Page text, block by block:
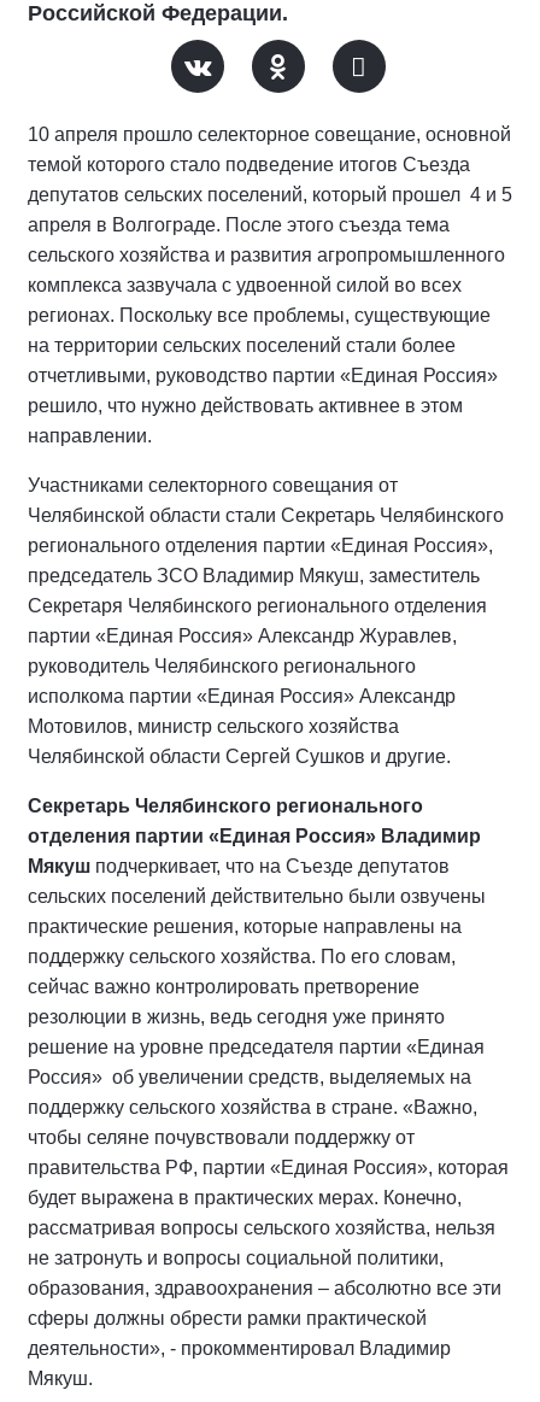
Российской Федерации.
10 апреля прошло селекторное совещание, основной
темой которого стало подведение итогов Съезда
депутатов сельских поселений, который прошел 4 и 5
апреля в Волгограде. После этого съезда тема
сельского хозяйства и развития агропромышленного
комплекса зазвучала с удвоенной силой во всех
регионах. Поскольку все проблемы, существующие
на территории сельских поселений стали более
отчетливыми, руководство партии «Единая Россия»
решило, что нужно действовать активнее в этом
направлении.
Участниками селекторного совещания от
Челябинской области стали Секретарь Челябинского
регионального отделения партии «Единая Россия»,
председатель ЗСО Владимир Мякуш, заместитель
Секретаря Челябинского регионального отделения
партии «Единая Россия» Александр Журавлев,
руководитель Челябинского регионального
исполкома партии «Единая Россия» Александр
Мотовилов, министр сельского хозяйства
Челябинской области Сергей Сушков и другие.
Секретарь Челябинского регионального
отделения партии «Единая Россия» Владимир
Мякуш подчеркивает, что на Съезде депутатов
сельских поселений действительно были озвучены
практические решения, которые направлены на
поддержку сельского хозяйства. По его словам,
сейчас важно контролировать претворение
резолюции в жизнь, ведь сегодня уже принято
решение на уровне председателя партии «Единая
Россия» об увеличении средств, выделяемых на
поддержку сельского хозяйства в стране. «Важно,
чтобы селяне почувствовали поддержку от
правительства РФ, партии «Единая Россия», которая
будет выражена в практических мерах. Конечно,
рассматривая вопросы сельского хозяйства, нельзя
не затронуть и вопросы социальной политики,
образования, здравоохранения – абсолютно все эти
сферы должны обрести рамки практической
деятельности», - прокомментировал Владимир
Мякуш.